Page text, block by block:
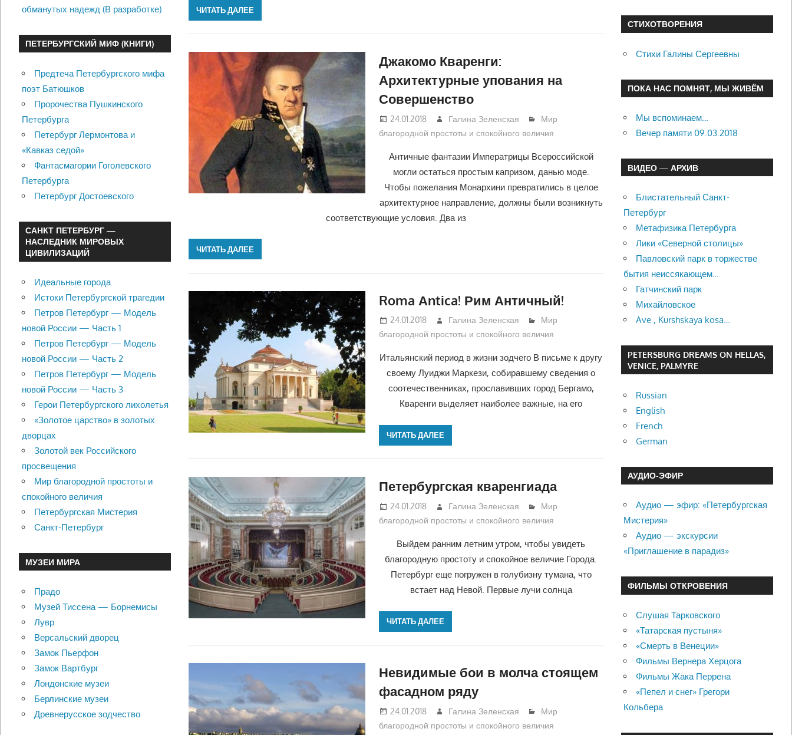
ЧИТАТЬ ДАЛЕЕ
Джакомо Кваренги:
Архитектурные упования на
Совершенство
24.01.2018 Галина Зеленская
Мир
благородной простоты и спокойного величия
Античные фантазии Императрицы Всероссийской
могли остаться простым капризом, данью моде.
Чтобы пожелания Монархини превратились в целое
архитектурное направление, должны были возникнуть
соответствующие условия. Два из
ЧИТАТЬ ДАЛЕЕ
Roma Аntica! Рим Античный!
24.01.2018 Галина Зеленская
Мир
благородной простоты и спокойного величия
Итальянский период в жизни зодчего В письме к другу
своему Луиджи Маркези, собиравшему сведения о
соотечественниках, прославивших город Бергамо,
Кваренги выделяет наиболее важные, на его
ЧИТАТЬ ДАЛЕЕ
Петербургская кваренгиада
24.01.2018 Галина Зеленская
Мир
благородной простоты и спокойного величия
Выйдем ранним летним утром, чтобы увидеть
благородную простоту и спокойное величие Города.
Петербург еще погружен в голубизну тумана, что
встает над Невой. Первые лучи солнца
ЧИТАТЬ ДАЛЕЕ
Невидимые бои в молча стоящем
фасадном ряду
24.01.2018 Галина Зеленская
Мир
благородной простоты и спокойного величия
обманутых надежд (В разработке)
ПЕТЕРБУРГСКИЙ МИФ (КНИГИ)
Предтеча Петербургского мифа
поэт Батюшков
Пророчества Пушкинского
Петербурга
Петербург Лермонтова и
«Кавказ седой»
Фантасмагории Гоголевского
Петербурга
Петербург Достоевского
САНКТ ПЕТЕРБУРГ —
НАСЛЕДНИК МИРОВЫХ
ЦИВИЛИЗАЦИЙ
Идеальные города
Истоки Петербургской трагедии
Петров Петербург — Модель
новой России — Часть 1
Петров Петербург — Модель
новой России — Часть 2
Петров Петербург — Модель
новой России — Часть 3
Герои Петербургского лихолетья
«Золотое царство» в золотых
дворцах
Золотой век Российского
просвещения
Мир благородной простоты и
спокойного величия
Петербургская Мистерия
Санкт-Петербург
МУЗЕИ МИРА
Прадо
Музей Тиссена — Борнемисы
Лувр
Версальский дворец
Замок Пьерфон
Замок Вартбург
Лондонские музеи
Берлинские музеи
Древнерусское зодчество
СТИХОТВОРЕНИЯ
Стихи Галины Сергеевны
ПОКА НАС ПОМНЯТ, МЫ ЖИВЁМ
Мы вспоминаем…
Вечер памяти 09.03.2018
ВИДЕО — АРХИВ
Блистательный Санкт-
Петербург
Метафизика Петербурга
Лики «Северной столицы»
Павловский парк в торжестве
бытия неиссякающем…
Гатчинский парк
Михайловское
Ave , Kurshskaya kosa…
PETERSBURG DREAMS ON HELLAS,
VENICE, PALMYRE
Russian
English
French
German
АУДИО-ЭФИР
Аудио — эфир: «Петербургская
Мистерия»
Аудио — экскурсии
«Приглашение в парадиз»
ФИЛЬМЫ ОТКРОВЕНИЯ
Слушая Тарковского
«Татарская пустыня»
«Смерть в Венеции»
Фильмы Вернера Херцога
Фильмы Жака Перрена
«Пепел и снег» Грегори
Кольбера